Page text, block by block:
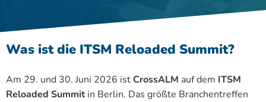
Was ist die ITSM Reloaded Summit?
Am 29. und 30. Juni 2026 istCrossALM auf dem ITSM
Reloaded Summitin Berlin. Das größte Branchentreffen